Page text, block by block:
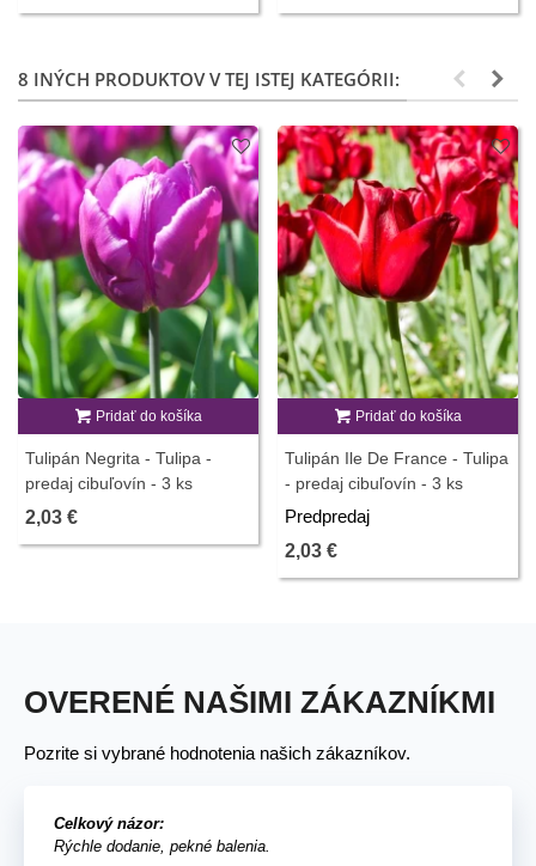
8 INÝCH PRODUKTOV V TEJ ISTEJ KATEGÓRII:
Pridať do košíka
Tulipán Negrita - Tulipa -
predaj cibuľovín - 3 ks
2,03 €
Pridať do košíka
Tulipán Ile De France - Tulipa
- predaj cibuľovín - 3 ks
Predpredaj
2,03 €
OVERENÉ NAŠIMI ZÁKAZNÍKMI
Pozrite si vybrané hodnotenia našich zákazníkov.
Celkový názor:
Rýchle dodanie, pekné balenia.